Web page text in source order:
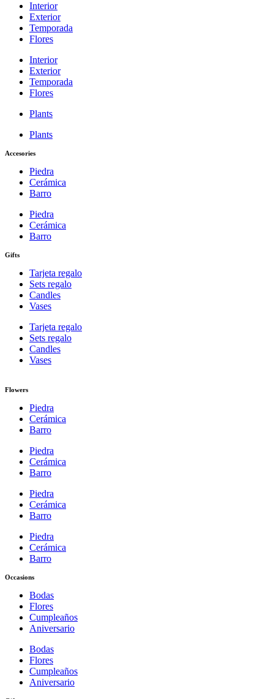
Interior
Exterior
Temporada
Flores
Interior
Exterior
Temporada
Flores
Plants
Plants
Accesories
Piedra
Cerámica
Barro
Piedra
Cerámica
Barro
Gifts
Tarjeta regalo
Sets regalo
Candles
Vases
Tarjeta regalo
Sets regalo
Candles
Vases
Flowers
Piedra
Cerámica
Barro
Piedra
Cerámica
Barro
Piedra
Cerámica
Barro
Piedra
Cerámica
Barro
Occasions
Bodas
Flores
Cumpleaños
Aniversario
Bodas
Flores
Cumpleaños
Aniversario